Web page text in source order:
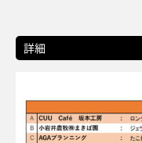
詳細